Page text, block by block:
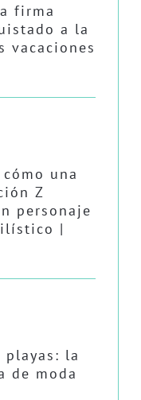
firma
a la
vacaciones
una
Z
personaje
|
playas: la
de moda